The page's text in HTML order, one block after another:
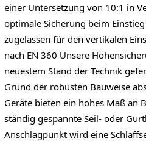
einer Untersetzung von 10:1 in
optimale Sicherung beim
zugelassen für den vertikalen
nach EN 360 Unsere
neuestem Stand der Technik
Grund der robusten Bauweise
Geräte bieten ein hohes Maß an
ständig gespannte Seil- oder
Anschlagpunkt wird eine